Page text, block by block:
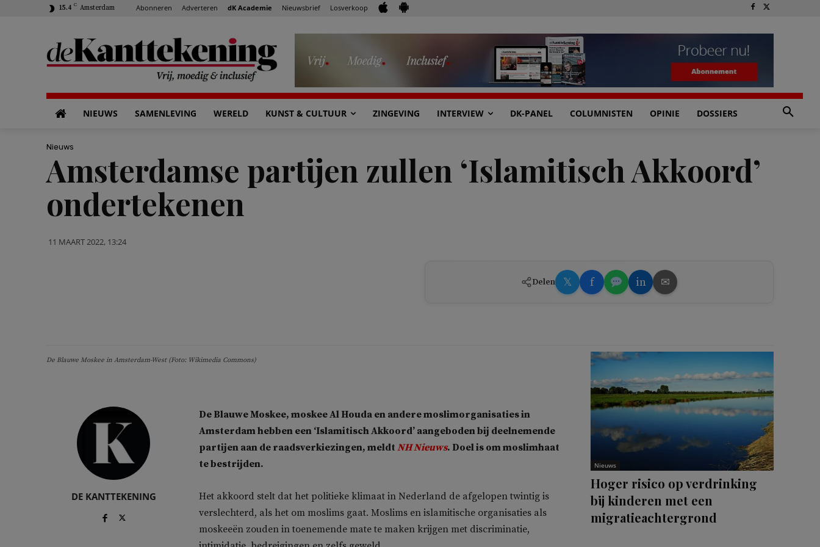
15.4 C Amsterdam Abonneren Adverteren dK Academie Nieuwsbrief Losverkoop
NIEUWS SAMENLEVING WERELD KUNST & CULTUUR ZINGEVING INTERVIEW DK-PANEL COLUMNISTEN OPINIE DOSSIERS
Nieuws
Amsterdamse partijen zullen ‘Islamitisch Akkoord’
ondertekenen
11 MAART 2022, 13:24
Delen 𝕏 f in ✉
De Blauwe Moskee in Amsterdam-West (Foto: Wikimedia Commons)
DE KANTTEKENING
De Blauwe Moskee, moskee Al Houda en andere moslimorganisaties in
Amsterdam hebben een ‘Islamitisch Akkoord’ aangeboden bij deelnemende
partijen aan de raadsverkiezingen, meldt NH Nieuws. Doel is om moslimhaat
te bestrijden.
Het akkoord stelt dat het politieke klimaat in Nederland de afgelopen twintig is
verslechterd, als het om moslims gaat. Moslims en islamitische organisaties als
moskeeën zouden in toenemende mate te maken krijgen met discriminatie,
Nieuws
Hoger risico op verdrinking
bij kinderen met een
migratieachtergrond